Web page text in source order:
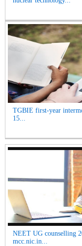
TGBIE first-year
15...
NEET UG counselling
mcc.nic.in...